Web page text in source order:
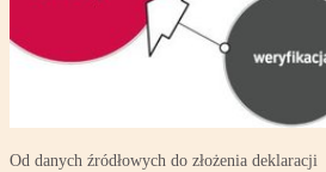
Od danych źródłowych do złożenia deklaracji